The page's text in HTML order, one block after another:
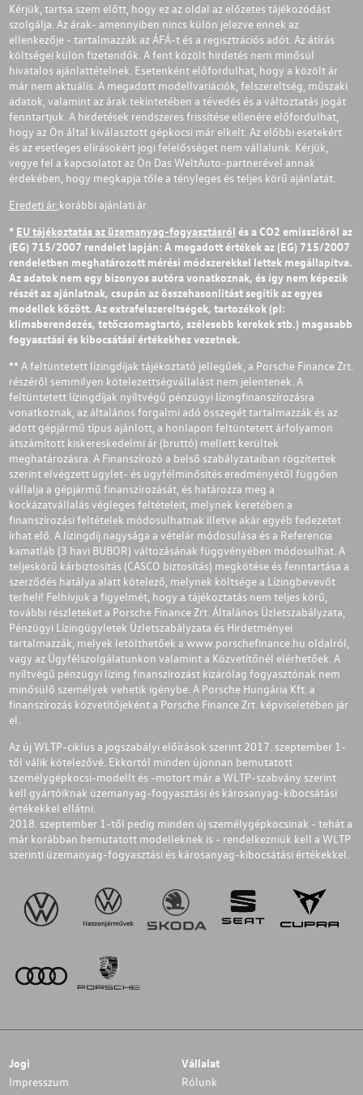
Kérjük, tartsa szem előtt, hogy ez az oldal az előzetes tájékozódást
szolgálja. Az árak- amennyiben nincs külön jelezve ennek az
ellenkezője - tartalmazzák az ÁFÁ-t és a regisztrációs adót. Az átírás
költségei külön fizetendők. A fent közölt hirdetés nem minősül
hivatalos ajánlattételnek. Esetenként előfordulhat, hogy a közölt ár
már nem aktuális. A megadott modellvariációk, felszereltség, műszaki
adatok, valamint az árak tekintetében a tévedés és a változtatás jogát
fenntartjuk. A hirdetések rendszeres frissítése ellenére előfordulhat,
hogy az Ön által kiválasztott gépkocsi már elkelt. Az előbbi esetekért
és az esetleges elírásokért jogi felelősséget nem vállalunk. Kérjük,
vegye fel a kapcsolatot az Ön Das WeltAuto-partnerével annak
érdekében, hogy megkapja tőle a tényleges és teljes körű ajánlatát.
Eredeti ár:korábbi ajánlati ár
* EU tájékoztatás az üzemanyag-fogyasztásról és a CO2 emisszióról az
(EG) 715/2007 rendelet lapján: A megadott értékek az (EG) 715/2007
rendeletben meghatározott mérési módszerekkel lettek megállapítva.
Az adatok nem egy bizonyos autóra vonatkoznak, és így nem képezik
részét az ajánlatnak, csupán az összehasonlítást segítik az egyes
modellek között. Az extrafelszereltségek, tartozékok (pl:
klímaberendezés, tetőcsomagtartó, szélesebb kerekek stb.) magasabb
fogyasztási és kibocsátási értékekhez vezetnek.
** A feltüntetett lízingdíjak tájékoztató jellegűek, a Porsche Finance Zrt.
részéről semmilyen kötelezettségvállalást nem jelentenek. A
feltüntetett lízingdíjak nyíltvégű pénzügyi lízingfinanszírozásra
vonatkoznak, az általános forgalmi adó összegét tartalmazzák és az
adott gépjármű típus ajánlott, a honlapon feltüntetett árfolyamon
átszámított kiskereskedelmi ár (bruttó) mellett kerültek
meghatározásra. A Finanszírozó a belső szabályzataiban rögzítettek
szerint elvégzett ügylet- és ügyfélminősítés eredményétől függően
vállalja a gépjármű finanszírozását, és határozza meg a
kockázatvállalás végleges feltételeit, melynek keretében a
finanszírozási feltételek módosulhatnak illetve akár egyéb fedezetet
írhat elő. A lízingdíj nagysága a vételár módosulása és a Referencia
kamatláb (3 havi BUBOR) változásának függvényében módosulhat. A
teljeskörű kárbiztosítás (CASCO biztosítás) megkötése és fenntartása a
szerződés hatálya alatt kötelező, melynek költsége a Lízingbevevőt
terheli! Felhívjuk a figyelmét, hogy a tájékoztatás nem teljes körű,
további részleteket a Porsche Finance Zrt. Általános Üzletszabályzata,
Pénzügyi Lízingügyletek Üzletszabályzata és Hirdetményei
tartalmazzák, melyek letölthetőek a www.porschefinance.hu oldalról,
vagy az Ügyfélszolgálatunkon valamint a Közvetítőnél elérhetőek. A
nyíltvégű pénzügyi lízing finanszírozást kizárólag fogyasztónak nem
minősülő személyek vehetik igénybe. A Porsche Hungária Kft. a
finanszírozás közvetítőjeként a Porsche Finance Zrt. képviseletében jár
el.
Az új WLTP-ciklus a jogszabályi előírások szerint 2017. szeptember 1-
től válik kötelezővé. Ekkortól minden újonnan bemutatott
személygépkocsi-modellt és -motort már a WLTP-szabvány szerint
kell gyártóiknak üzemanyag-fogyasztási és károsanyag-kibocsátási
értékekkel ellátni.
2018. szeptember 1-től pedig minden új személygépkocsinak - tehát a
már korábban bemutatott modelleknek is - rendelkezniük kell a WLTP
szerinti üzemanyag-fogyasztási és károsanyag-kibocsátási értékekkel.
Jogi
Impresszum
Vállalat
Rólunk